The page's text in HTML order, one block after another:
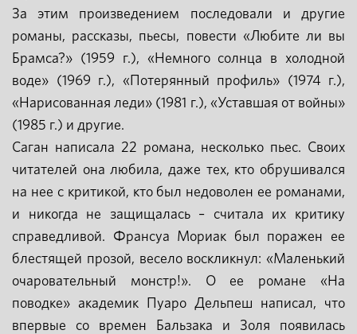
За этим произведением последовали и другие
романы, рассказы, пьесы, повести «Любите ли вы
Брамса?» (1959 г.), «Немного солнца в холодной
воде» (1969 г.), «Потерянный профиль» (1974 г.),
«Нарисованная леди» (1981 г.), «Уставшая от войны»
(1985 г.) и другие.
Саган написала 22 романа, несколько пьес. Своих
читателей она любила, даже тех, кто обрушивался
на нее с критикой, кто был недоволен ее романами,
и никогда не защищалась – считала их критику
справедливой. Франсуа Мориак был поражен ее
блестящей прозой, весело воскликнул: «Маленький
очаровательный монстр!». О ее романе «На
поводке» академик Пуаро Дельпеш написал, что
впервые со времен Бальзака и Золя появилась